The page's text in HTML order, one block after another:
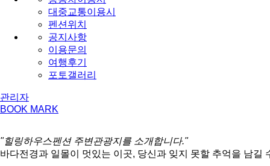
대중교통이용시
펜션위치
공지사항
이용문의
여행후기
포토갤러리
관리자
BOOK MARK
"힐링하우스펜션 주변관광지를 소개합니다."
바다전경과 일몰이 멋있는 이곳, 당신과 잊지 못할 추억을 남길